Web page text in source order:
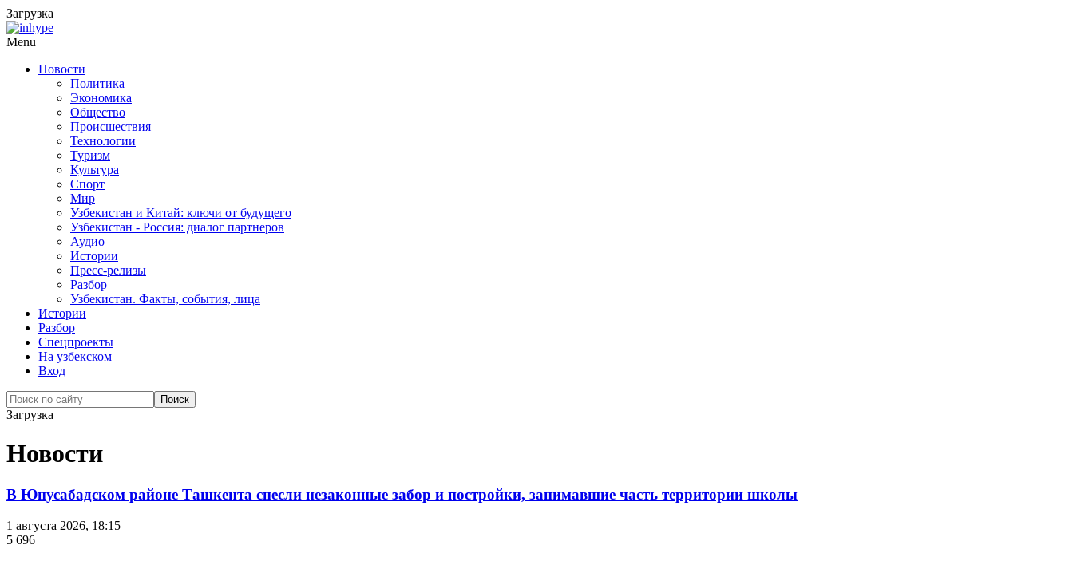
Загрузка
Menu
Новости
Политика
Экономика
Общество
Происшествия
Технологии
Туризм
Культура
Спорт
Мир
Узбекистан и Китай: ключи от будущего
Узбекистан - Россия: диалог партнеров
Аудио
Истории
Пресс-релизы
Разбор
Узбекистан. Факты, события, лица
Истории
Разбор
Спецпроекты
На узбекском
Вход
Загрузка
Новости
В Юнусабадском районе Ташкента снесли незаконные забор и постройки, занимавшие часть территории школы
1 августа 2026, 18:15
5 696